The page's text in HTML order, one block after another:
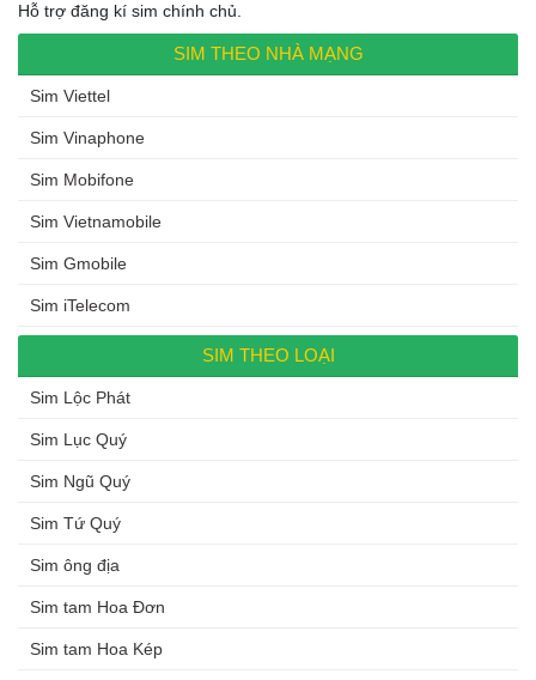
Hỗ trợ đăng kí sim chính chủ.
SIM THEO NHÀ MẠNG
Sim Viettel
Sim Vinaphone
Sim Mobifone
Sim Vietnamobile
Sim Gmobile
Sim iTelecom
SIM THEO LOẠI
Sim Lộc Phát
Sim Lục Quý
Sim Ngũ Quý
Sim Tứ Quý
Sim ông địa
Sim tam Hoa Đơn
Sim tam Hoa Kép